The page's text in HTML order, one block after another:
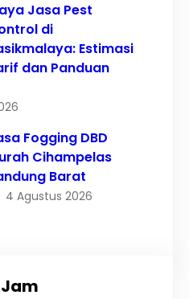
Jasa Pest
di
Estimasi
dan Panduan
Fogging DBD
Cihampelas
Barat
4 Agustus 2026